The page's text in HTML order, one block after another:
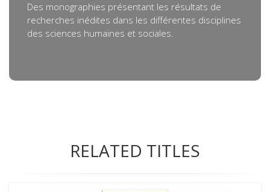
Des monographies présentant les résultats de
recherches inédites dans les différentes disciplines
des sciences humaines et sociales.
RELATED TITLES